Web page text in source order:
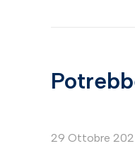
29 Ottobre